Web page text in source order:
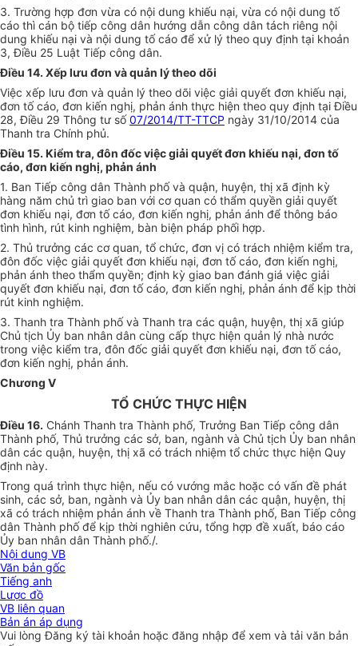
3. Trường hợp đơn vừa có nội dung khiếu nại, vừa có nội dung tố
cáo thì cán bộ tiếp công dân hướng dẫn công dân tách riêng nội
dung khiếu nại và nội dung tố cáo để xử lý theo quy định tại khoản
3, Điều 25 Luật Tiếp công dân.
Điều 14. Xếp lưu đơn và quản lý theo dõi
Việc xếp lưu đơn và quản lý theo dõi việc giải quyết đơn khiếu nại,
đơn tố cáo, đơn kiến nghị, phản ánh thực hiện theo quy định tại Điều
28, Điều 29 Thông tư số07/2014/TT-TTCP ngày 31/10/2014 của
Thanh tra Chính phủ.
Điều 15. Kiểm tra, đôn đốc việc giải quyết đơn khiếu nại, đơn tố
cáo, đơn kiến nghị, phản ánh
1. Ban Tiếp công dân Thành phố và quận, huyện, thị xã định kỳ
hàng năm chủ trì giao ban với cơ quan có thẩm quyền giải quyết
đơn khiếu nại, đơn tố cáo, đơn kiến nghị, phản ánh để thông báo
tình hình, rút kinh nghiệm, bàn biện pháp phối hợp.
2. Thủ trưởng các cơ quan, tổ chức, đơn vị có trách nhiệm kiểm tra,
đôn đốc việc giải quyết đơn khiếu nại, đơn tố cáo, đơn kiến nghị,
phản ánh theo thẩm quyền; định kỳ giao ban đánh giá việc giải
quyết đơn khiếu nại, đơn tố cáo, đơn kiến nghị, phản ánh để kịp thời
rút kinh nghiệm.
3. Thanh tra Thành phố và Thanh tra các quận, huyện, thị xã giúp
Chủ tịch Ủy ban nhân dân cùng cấp thực hiện quản lý nhà nước
trong việc kiểm tra, đôn đốc giải quyết đơn khiếu nại, đơn tố cáo,
đơn kiến nghị, phản ánh.
Chương V
TỔ CHỨC THỰC HIỆN
Điều 16. Chánh Thanh tra Thành phố, Trưởng Ban Tiếp công dân
Thành phố, Thủ trưởng các sở, ban, ngành và Chủ tịch Ủy ban nhân
dân các quận, huyện, thị xã có trách nhiệm tổ chức thực hiện Quy
định này.
Trong quá trình thực hiện, nếu có vướng mắc hoặc có vấn đề phát
sinh, các sở, ban, ngành và Ủy ban nhân dân các quận, huyện, thị
xã có trách nhiệm phản ánh về Thanh tra Thành phố, Ban Tiếp công
dân Thành phố để kịp thời nghiên cứu, tổng hợp đề xuất, báo cáo
Ủy ban nhân dân Thành phố./.
Nội dung VB
Văn bản gốc
Tiếng anh
Lược đồ
VB liên quan
Bản án áp dụng
Vui lòngĐăng ký tài khoản hoặc đăng nhập để xem và tải văn bản